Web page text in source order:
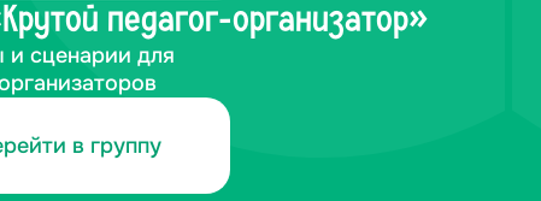
педагог-организатор»
сценарии для
в группу